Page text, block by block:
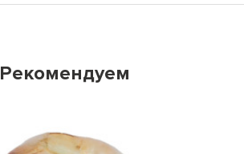
Рекомендуем